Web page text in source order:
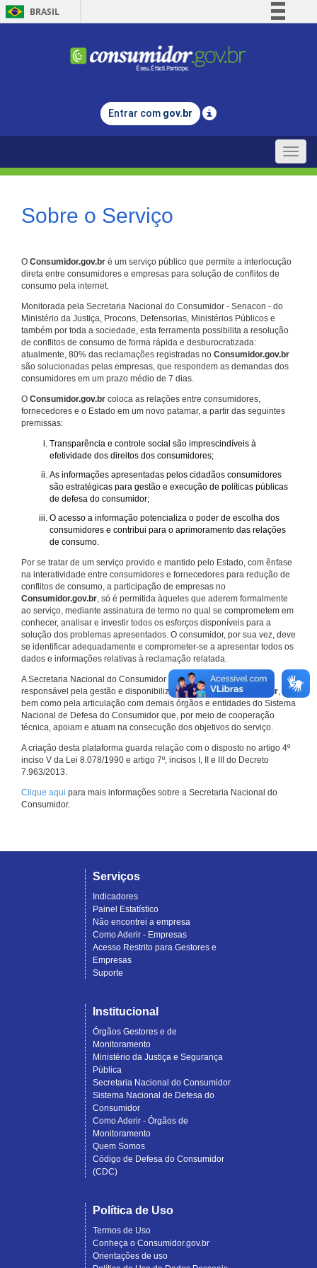
BRASIL
Comunica BR
Legislação
Entrar com gov.br
Toggle
Sobre o Serviço
O Consumidor.gov.br é um serviço público que permite a interlocução
direta entre consumidores e empresas para solução de conflitos de
consumo pela internet.
Monitorada pela Secretaria Nacional do Consumidor - Senacon - do
Ministério da Justiça, Procons, Defensorias, Ministérios Públicos e
também por toda a sociedade, esta ferramenta possibilita a resolução
de conflitos de consumo de forma rápida e desburocratizada:
atualmente, 80% das reclamações registradas no Consumidor.gov.br
são solucionadas pelas empresas, que respondem as demandas dos
consumidores em um prazo médio de 7 dias.
O Consumidor.gov.br coloca as relações entre consumidores,
fornecedores e o Estado em um novo patamar, a partir das seguintes
premissas:
Transparência e controle social são imprescindíveis à
efetividade dos direitos dos consumidores;
As informações apresentadas pelos cidadãos consumidores
são estratégicas para gestão e execução de políticas públicas
de defesa do consumidor;
O acesso a informação potencializa o poder de escolha dos
consumidores e contribui para o aprimoramento das relações
de consumo.
Por se tratar de um serviço provido e mantido pelo Estado, com ênfase
na interatividade entre consumidores e fornecedores para redução de
conflitos de consumo, a participação de empresas no
Consumidor.gov.br, só é permitida àqueles que aderem formalmente
ao serviço, mediante assinatura de termo no qual se comprometem em
conhecer, analisar e investir todos os esforços disponíveis para a
solução dos problemas apresentados. O consumidor, por sua vez, deve
se identificar adequadamente e comprometer-se a apresentar todos os
dados e informações relativas à reclamação relatada.
A Secretaria Nacional do Consumidor do Ministério da Justiça é a
responsável pela gestão e disponibilização doConsumidor.gov.br,
bem como pela articulação com demais órgãos e entidades do Sistema
Nacional de Defesa do Consumidor que, por meio de cooperação
técnica, apoiam e atuam na consecução dos objetivos do serviço.
A criação desta plataforma guarda relação com o disposto no artigo 4º
inciso V da Lei 8.078/1990 e artigo 7º, incisos I, II e III do Decreto
7.963/2013.
Clique aqui para mais informações sobre a Secretaria Nacional do
Consumidor.
Serviços
Indicadores
Painel Estatístico
Não encontrei a empresa
Como Aderir - Empresas
Acesso Restrito para Gestores e
Empresas
Suporte
Institucional
Órgãos Gestores e de
Monitoramento
Ministério da Justiça e Segurança
Pública
Secretaria Nacional do Consumidor
Sistema Nacional de Defesa do
Consumidor
Como Aderir - Órgãos de
Monitoramento
Quem Somos
Código de Defesa do Consumidor
(CDC)
Política de Uso
Termos de Uso
Conheça o Consumidor.gov.br
Orientações de uso